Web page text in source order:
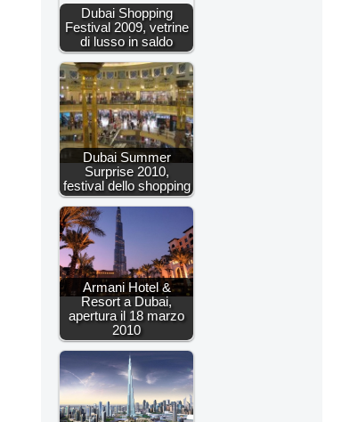
Dubai Shopping
Festival 2009, vetrine
di lusso in saldo
Dubai Summer
Surprise 2010,
festival dello shopping
Armani Hotel &
Resort a Dubai,
apertura il 18 marzo
2010